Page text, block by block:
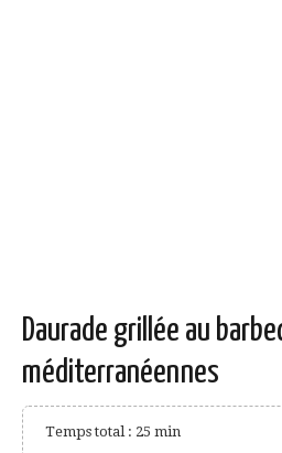
Daurade grillée au
méditerranéennes
Temps total : 25 min